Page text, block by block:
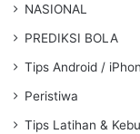
NASIONAL
PREDIKSI BOLA
Tips Android /
Peristiwa
Tips Latihan &